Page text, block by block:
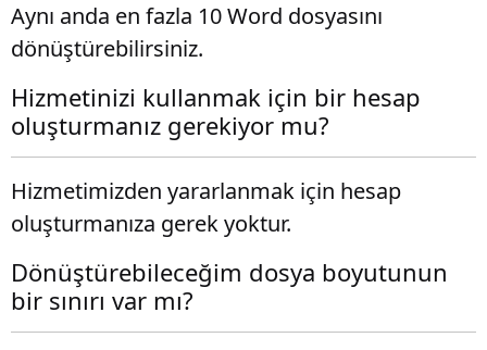
Aynı anda en fazla 10 Word dosyasını
dönüştürebilirsiniz.
Hizmetinizi kullanmak için bir hesap
oluşturmanız gerekiyor mu?
Hizmetimizden yararlanmak için hesap
oluşturmanıza gerek yoktur.
Dönüştürebileceğim dosya boyutunun
bir sınırı var mı?